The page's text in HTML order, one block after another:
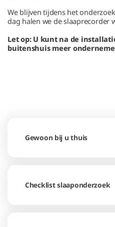
We blijven tijdens het
dag halen we de slaaprecorder
Let op: U kunt na de
buitenshuis meer
Gewoon bij u thuis
Checklist slaaponderzoek